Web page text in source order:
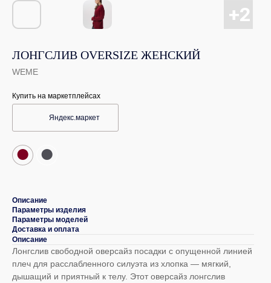
ЛОНГСЛИВ OVERSIZE ЖЕНСКИЙ
WEME
Купить на маркетплейсах
Яндекс.маркет
● ●
Описание
Параметры изделия
Параметры моделей
Доставка и оплата
Описание
Лонгслив свободной оверсайз посадки с опущенной линией
плеч для расслабленного силуэта из хлопка — мягкий,
дышащий и приятный к телу. Этот оверсайз лонгслив